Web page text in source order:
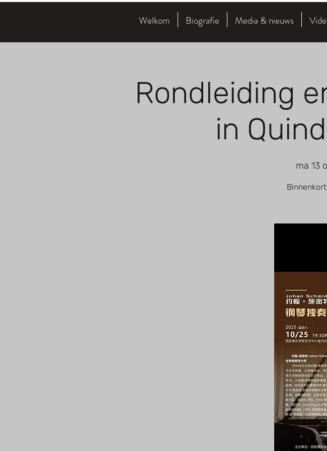
Welkom Biografie Media & nieuws
Rondleiding
in
ma 13